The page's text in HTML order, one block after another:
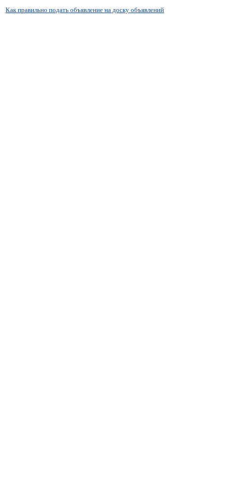
Как правильно подать объявление на доску объявлений